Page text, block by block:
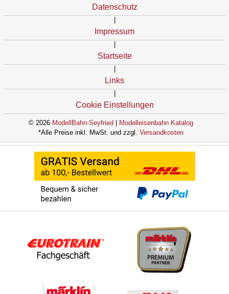
Datenschutz
|
Impressum
|
Startseite
|
Links
|
Cookie Einstellungen
© 2026 ModellBahn-Seyfried| Modelleisenbahn Katalog
*Alle Preise inkl. MwSt. und zzgl. Versandkosten